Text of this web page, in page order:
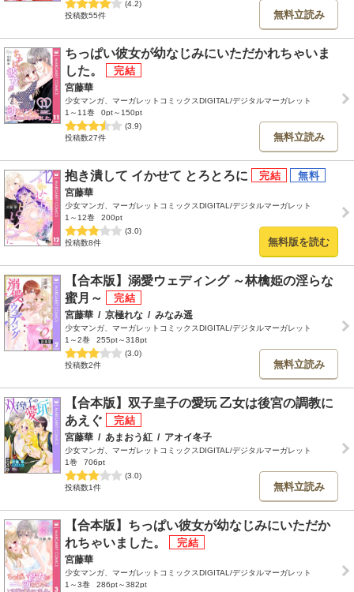
(4.2)
投稿数55件
無料立読み
ちっぱい彼女が幼なじみにいただかれちゃいま
した。
宮藤華
少女マンガ、マーガレットコミックスDIGITAL/デジタルマーガレット
1～11巻
0pt～150pt
(3.9)
投稿数27件
無料立読み
抱き潰して イかせて とろとろに
宮藤華
少女マンガ、マーガレットコミックスDIGITAL/デジタルマーガレット
1～12巻
200pt
(3.0)
投稿数8件
無料版を読む
【合本版】溺愛ウェディング ～林檎姫の淫らな
蜜月～
宮藤華 / 京極れな / みなみ遥
少女マンガ、マーガレットコミックスDIGITAL/デジタルマーガレット
1～2巻
255pt～318pt
(3.0)
投稿数2件
無料立読み
【合本版】双子皇子の愛玩 乙女は後宮の調教に
あえぐ
宮藤華 / あまおう紅 / アオイ冬子
少女マンガ、マーガレットコミックスDIGITAL/デジタルマーガレット
1巻
706pt
(3.0)
投稿数1件
無料立読み
【合本版】ちっぱい彼女が幼なじみにいただか
れちゃいました。
宮藤華
少女マンガ、マーガレットコミックスDIGITAL/デジタルマーガレット
1～3巻
286pt～382pt